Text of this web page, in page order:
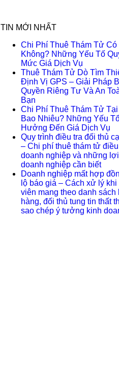
TIN MỚI NHẤT
Chi Phí Thuê Thám Tử
Không? Những Yếu Tố
Mức Giá Dịch Vụ
Thuê Thám Tử Dò Tìm
Định Vị GPS – Giải Pháp
Quyền Riêng Tư Và An
Bạn
Chi Phí Thuê Thám Tử
Bao Nhiêu? Những Yếu
Hưởng Đến Giá Dịch Vụ
Quy trình điều tra đối thủ
– Chi phí thuê thám tử điều
doanh nghiệp và những
doanh nghiệp cần biết
Doanh nghiệp mất hợp
lộ báo giá – Cách xử lý khi
viên mang theo danh sách
hàng, đối thủ tung tin thất
sao chép ý tưởng kinh